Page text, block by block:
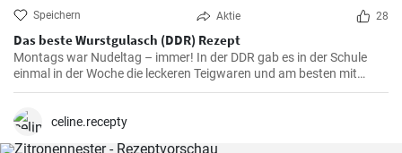
Speichern Aktie 28
Das beste Wurstgulasch (DDR) Rezept
Montags war Nudeltag – immer! In der DDR gab es in der Schule
einmal in der Woche die leckeren Teigwaren und am besten mit
Wurstgulasch .Das Gulasch mit Paprika und Würstchen ist sehr
celine.recepty